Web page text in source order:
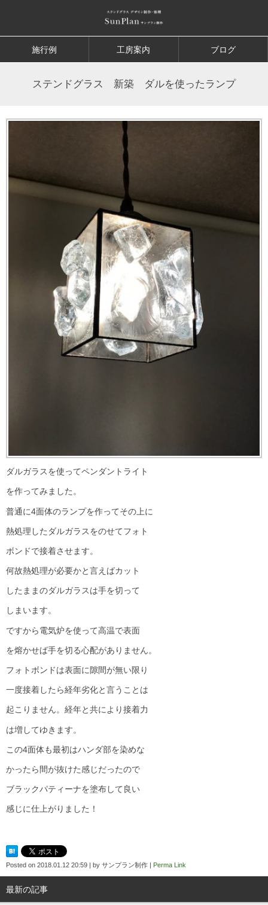
施行例 工房案内 ブログ
ステンドグラス 新築 ダルを使ったランプ
ダルガラスを使ってペンダントライト
を作ってみました。
普通に4面体のランプを作ってその上に
熱処理したダルガラスをのせてフォト
ボンドで接着させます。
何故熱処理が必要かと言えばカット
したままのダルガラスは手を切って
しまいます。
ですから電気炉を使って高温で表面
を熔かせば手を切る心配がありません。
フォトボンドは表面に隙間が無い限り
一度接着したら経年劣化と言うことは
起こりません。経年と共により接着力
は増してゆきます。
この4面体も最初はハンダ部を染めな
かったら間が抜けた感じだったので
ブラックパティーナを塗布して良い
感じに仕上がりました！
Posted on 2018.01.12 20:59 by サンプラン制作 Perma Link
最新の記事